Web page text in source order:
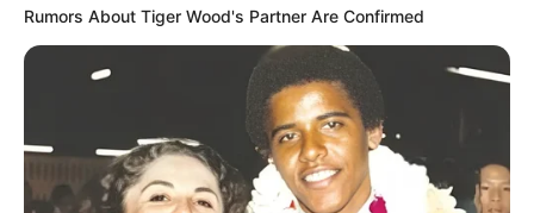
Rumors About Tiger Wood's Partner Are Confirmed